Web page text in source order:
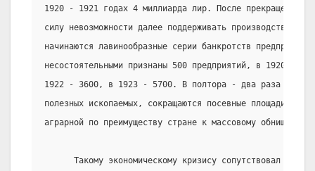
1920 - 1921 годах 4 миллиарда лир. После прекращения
силу невозможности далее поддерживать производство
начинаются лавинообразные серии банкротств
несостоятельными признаны 500 предприятий, в 1920 -
1922 - 3600, в 1923 - 5700. В полтора - два раза падает
полезных ископаемых, сокращаются посевные площади,
аграрной по преимуществу стране к массовому обнищанию
Такому экономическому кризису сопутствовал